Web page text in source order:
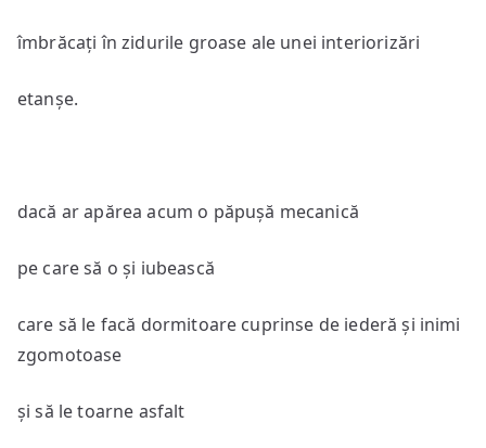
îmbrăcați în zidurile groase ale unei interiorizări
etanșe.
dacă ar apărea acum o păpușă mecanică
pe care să o și iubească
care să le facă dormitoare cuprinse de iederă și inimi
zgomotoase
și să le toarne asfalt